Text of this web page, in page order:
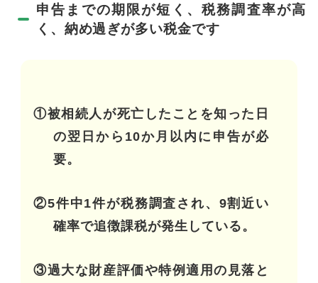
申告までの期限が短く、税務調査率が高
く、納め過ぎが多い税金です
①被相続人が死亡したことを知った日
の翌日から10か月以内に申告が必
要。
②5件中1件が税務調査され、9割近い
確率で追徴課税が発生している。
③過大な財産評価や特例適用の見落と